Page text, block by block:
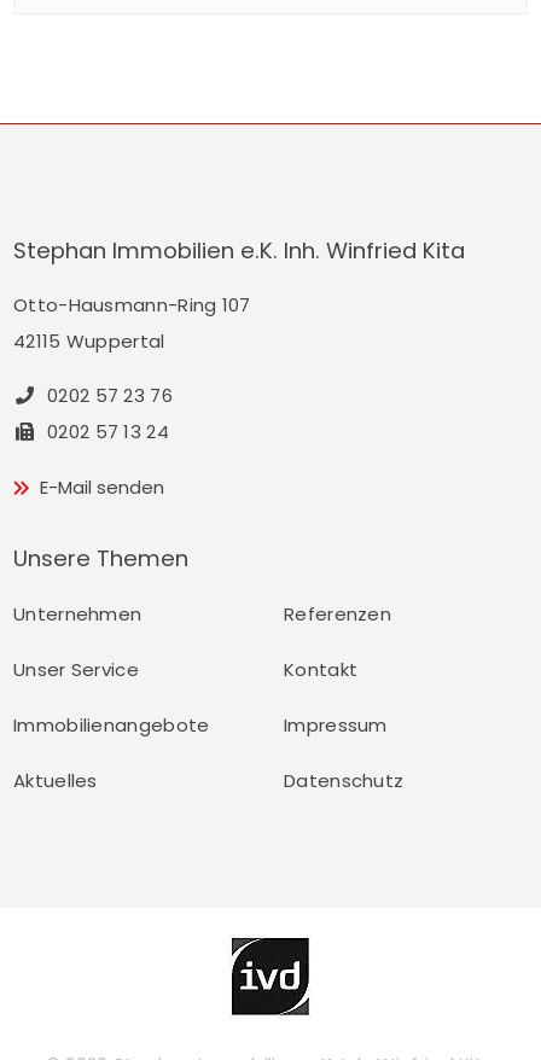
Sie am Rennen […]
Stephan Immobilien e.K. Inh. Winfried Kita
Otto-Hausmann-Ring 107
42115 Wuppertal
0202 57 23 76
0202 57 13 24
E-Mail senden
Unsere Themen
Unternehmen Referenzen
Unser Service Kontakt
Immobilienangebote Impressum
Aktuelles Datenschutz